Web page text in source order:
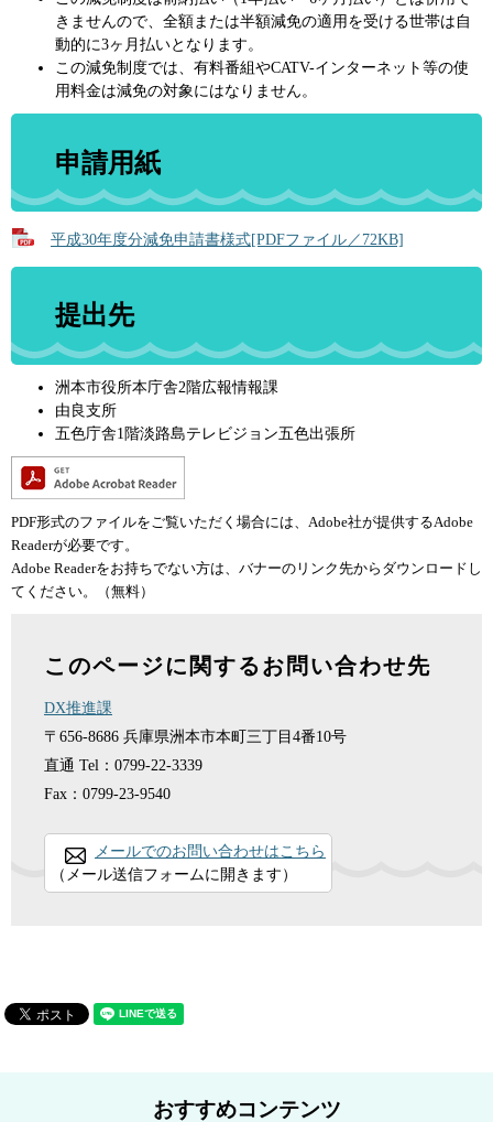
きませんので、全額または半額減免の適用を受ける世帯は自
動的に3ヶ月払いとなります。
この減免制度では、有料番組やCATV-インターネット等の使
用料金は減免の対象にはなりません。
申請用紙
平成30年度分減免申請書様式[PDFファイル／72KB]
提出先
洲本市役所本庁舎2階広報情報課
由良支所
五色庁舎1階淡路島テレビジョン五色出張所
PDF形式のファイルをご覧いただく場合には、Adobe社が提供するAdobe
Readerが必要です。
Adobe Readerをお持ちでない方は、バナーのリンク先からダウンロードし
てください。（無料）
このページに関するお問い合わせ先
DX推進課
〒656-8686 兵庫県洲本市本町三丁目4番10号
直通 Tel：0799-22-3339
Fax：0799-23-9540
メールでのお問い合わせはこちら
（メール送信フォームに開きます）
おすすめコンテンツ